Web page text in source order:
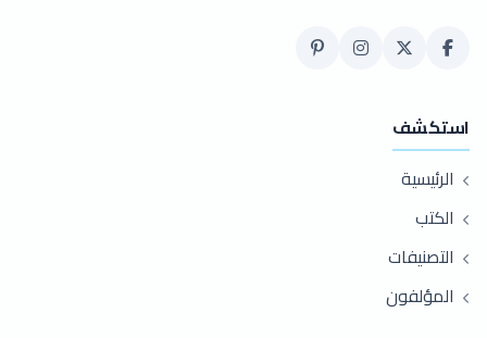
استكشف
الرئيسية
الكتب
التصنيفات
المؤلفون